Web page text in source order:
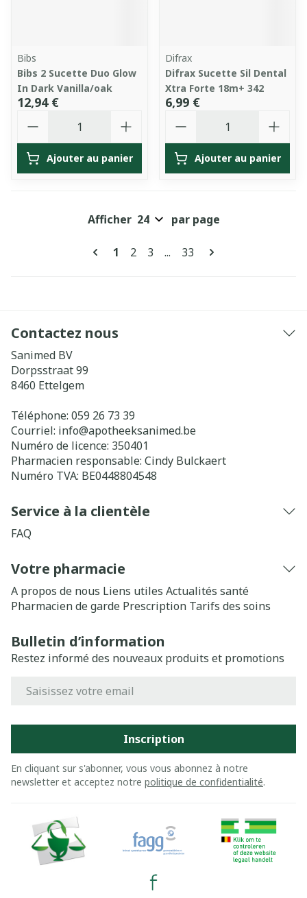
Bibs
Bibs 2 Sucette Duo Glow
In Dark Vanilla/oak
12,94 €
Ajouter au panier
Difrax
Difrax Sucette Sil Dental
Xtra Forte 18m+ 342
6,99 €
Ajouter au panier
Pages
Vous lisez actuellement la page
1 Page
2 Page
3 ... Page
33
Afficher par page
Contactez nous
Sanimed BV
Dorpsstraat 99
8460 Ettelgem
Téléphone: 059 26 73 39
Courriel: info@apotheeksanimed.be
Numéro de licence: 350401
Pharmacien responsable: Cindy Bulckaert
Numéro TVA: BE0448804548
Service à la clientèle
FAQ
Votre pharmacie
A propos de nous Liens utiles Actualités santé
Pharmacien de garde Prescription Tarifs des soins
Bulletin d’information
Restez informé des nouveaux produits et promotions
Inscription
En cliquant sur s'abonner, vous vous abonnez à notre
newsletter et acceptez notre politique de confidentialité.